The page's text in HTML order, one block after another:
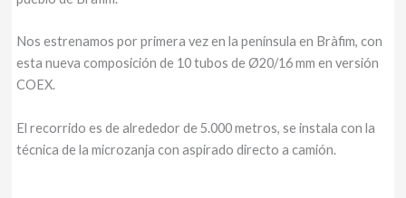
Nos estrenamos por primera vez en la península en Bràfim, con
esta nueva composición de 10 tubos de Ø20/16 mm en versión
COEX.
El recorrido es de alrededor de 5.000 metros, se instala con la
técnica de la microzanja con aspirado directo a camión.